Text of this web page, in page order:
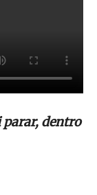
dentro